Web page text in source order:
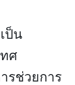
ป็น
ศ
รช่วยการ